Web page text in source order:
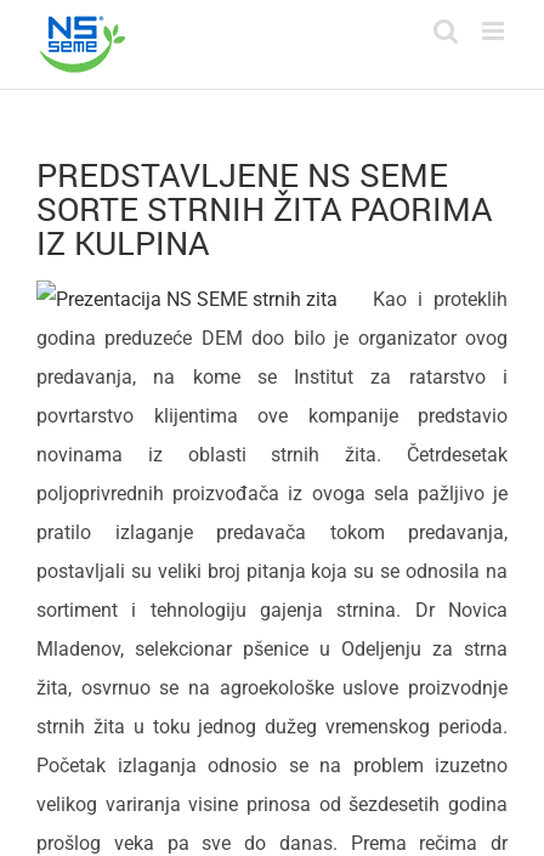
content
PREDSTAVLJENE NS SEME
SORTE STRNIH ŽITA PAORIMA
IZ KULPINA
Kao i proteklih
godina preduzeće DEM doo bilo je organizator ovog
predavanja, na kome se Institut za ratarstvo i
povrtarstvo klijentima ove kompanije predstavio
novinama iz oblasti strnih žita. Četrdesetak
poljoprivrednih proizvođača iz ovoga sela pažljivo je
pratilo izlaganje predavača tokom predavanja,
postavljali su veliki broj pitanja koja su se odnosila na
sortiment i tehnologiju gajenja strnina. Dr Novica
Mladenov, selekcionar pšenice u Odeljenju za strna
žita, osvrnuo se na agroekološke uslove proizvodnje
strnih žita u toku jednog dužeg vremenskog perioda.
Početak izlaganja odnosio se na problem izuzetno
velikog variranja visine prinosa od šezdesetih godina
prošlog veka pa sve do danas. Prema rečima dr